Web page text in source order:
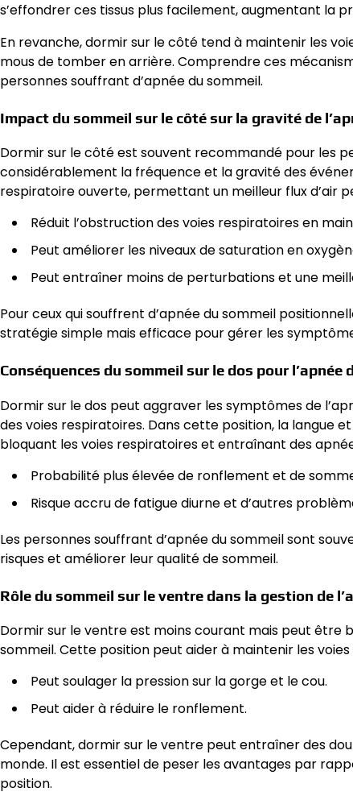
s’effondrer ces tissus plus facilement, augmentant la
En revanche, dormir sur le côté tend à maintenir les
mous de tomber en arrière. Comprendre ces
personnes souffrant d’apnée du sommeil.
Impact du sommeil sur le côté sur la gravité de
Dormir sur le côté est souvent recommandé pour les
considérablement la fréquence et la gravité des
respiratoire ouverte, permettant un meilleur flux d’air
Réduit l’obstruction des voies respiratoires en
Peut améliorer les niveaux de saturation en
Peut entraîner moins de perturbations et une
Pour ceux qui souffrent d’apnée du sommeil
stratégie simple mais efficace pour gérer les
Conséquences du sommeil sur le dos pour l’apnée
Dormir sur le dos peut aggraver les symptômes de
des voies respiratoires. Dans cette position, la langue
bloquant les voies respiratoires et entraînant des
Probabilité plus élevée de ronflement et de
Risque accru de fatigue diurne et d’autres
Les personnes souffrant d’apnée du sommeil sont
risques et améliorer leur qualité de sommeil.
Rôle du sommeil sur le ventre dans la gestion de
Dormir sur le ventre est moins courant mais peut être
sommeil. Cette position peut aider à maintenir les
Peut soulager la pression sur la gorge et le cou.
Peut aider à réduire le ronflement.
Cependant, dormir sur le ventre peut entraîner des
monde. Il est essentiel de peser les avantages par
position.